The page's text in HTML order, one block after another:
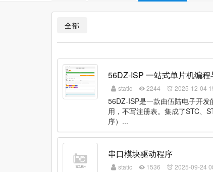
全部
56DZ-ISP 一站式单片机编
static 2244 2025-12-04
56DZ-ISP是一款由伍陆电子开
用，不写注册表。集成了STC、
序）...
串口模块驱动程序
static 1536 2025-09-24